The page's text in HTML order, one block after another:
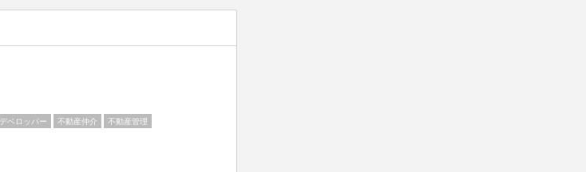
デベロッパー 不動産仲介
不動産管理